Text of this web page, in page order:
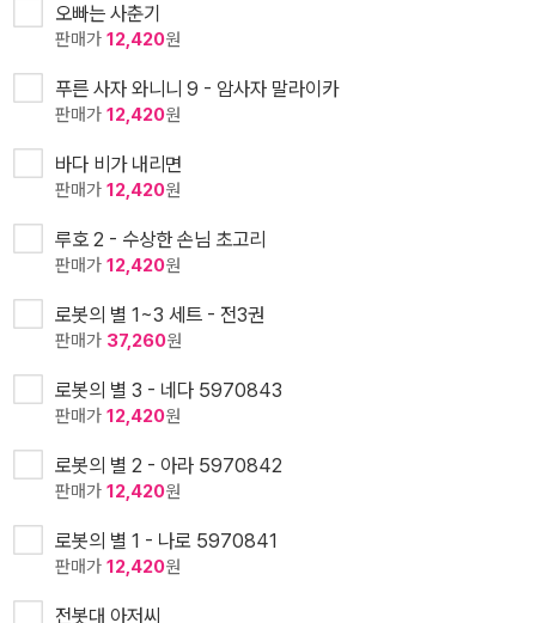
오빠는 사춘기
판매가 12,420원
푸른 사자 와니니 9 - 암사자 말라이카
판매가 12,420원
바다 비가 내리면
판매가 12,420원
루호 2 - 수상한 손님 초고리
판매가 12,420원
로봇의 별 1~3 세트 - 전3권
판매가 37,260원
로봇의 별 3 - 네다 5970843
판매가 12,420원
로봇의 별 2 - 아라 5970842
판매가 12,420원
로봇의 별 1 - 나로 5970841
판매가 12,420원
전봇대 아저씨